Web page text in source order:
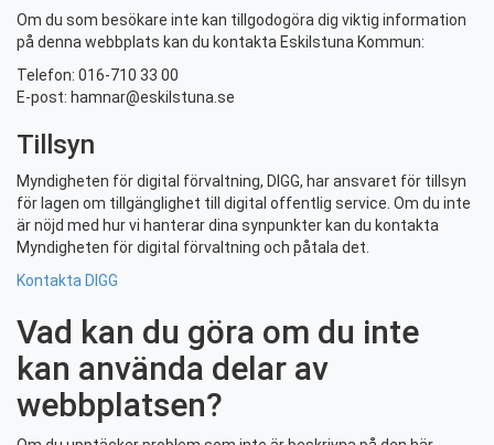
Om du som besökare inte kan tillgodogöra dig viktig information
på denna webbplats kan du kontakta Eskilstuna Kommun:
Telefon: 016-710 33 00
E-post: hamnar@eskilstuna.se
Tillsyn
Myndigheten för digital förvaltning, DIGG, har ansvaret för tillsyn
för lagen om tillgänglighet till digital offentlig service. Om du inte
är nöjd med hur vi hanterar dina synpunkter kan du kontakta
Myndigheten för digital förvaltning och påtala det.
Kontakta DIGG
Vad kan du göra om du inte
kan använda delar av
webbplatsen?